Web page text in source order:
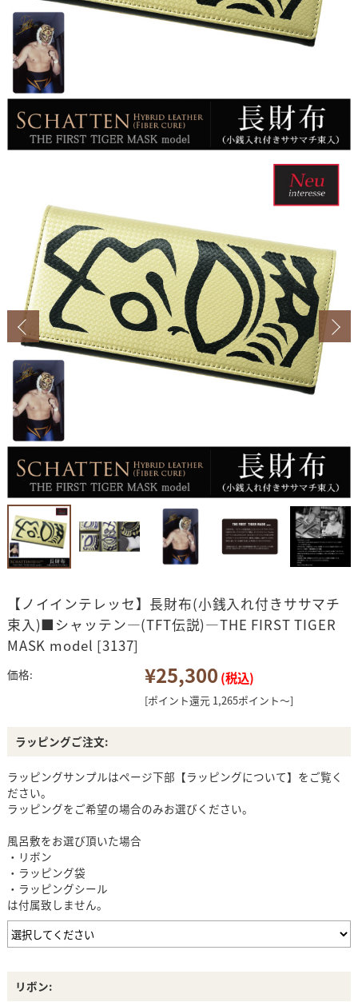
【ノイインテレッセ】長財布(小銭入れ付きササマチ
束入)■シャッテン―(TFT伝説)―THE FIRST TIGER
MASK model [3137]
価格: ¥25,300 (税込)
[ポイント還元 1,265ポイント～]
ラッピングご注文:
ラッピングサンプルはページ下部【ラッピングについて】をご覧く
ださい。
ラッピングをご希望の場合のみお選びください。
風呂敷をお選び頂いた場合
・リボン
・ラッピング袋
・ラッピングシール
は付属致しません。
リボン: